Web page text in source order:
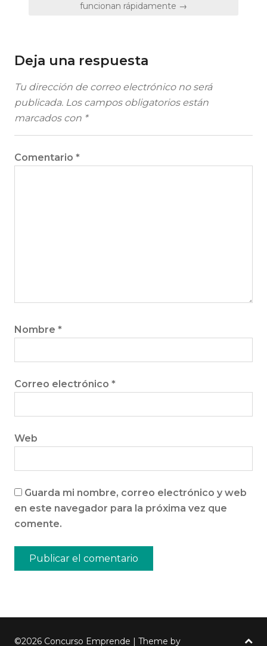
funcionan rápidamente →
Deja una respuesta
Tu dirección de correo electrónico no será
publicada. Los campos obligatorios están
marcados con *
Comentario *
Nombre *
Correo electrónico *
Web
Guarda mi nombre, correo electrónico y web
en este navegador para la próxima vez que
comente.
©2026 Concurso Emprende | Theme by